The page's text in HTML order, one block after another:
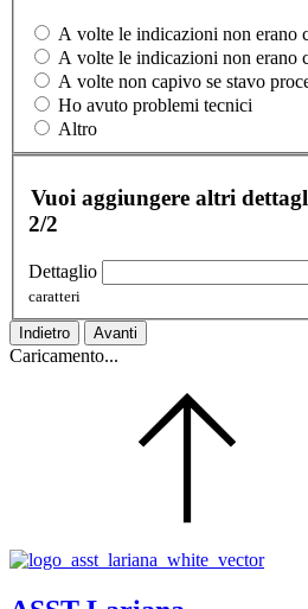
A volte le indicazioni non erano
A volte le indicazioni non erano
A volte non capivo se stavo
Ho avuto problemi tecnici
Altro
Vuoi aggiungere altri
2/2
Dettaglio
caratteri
Indietro Avanti
Caricamento...